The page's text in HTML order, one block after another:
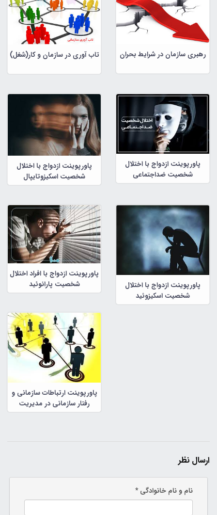
رهبری سازمان در شرایط بحران تاب آوری در سازمان و کار(شغل)
پاورپوینت ازدواج با اختلال
شخصیت ضداجتماعی
پاورپوینت ازدواج با اختلال
شخصیت اسکیزوتایپال
پاورپوینت ازدواج با اختلال
شخصیت اسکیزوئید
پاورپوینت ازدواج با افراد اختلال
شخصیت پارانوئید
پاورپوینت ارتباطات سازمانی و
رفتار سازمانی در مدیریت
سازمانی
ارسال نظر
نام و نام خانوادگی *